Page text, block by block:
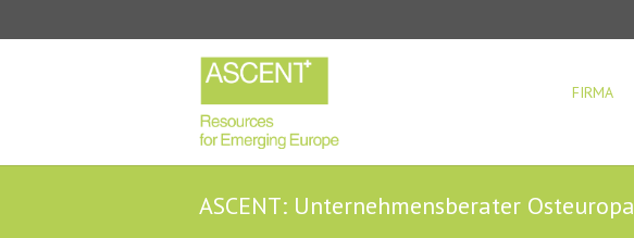
FIRMA
ASCENT: Unternehmensberater Osteuropa